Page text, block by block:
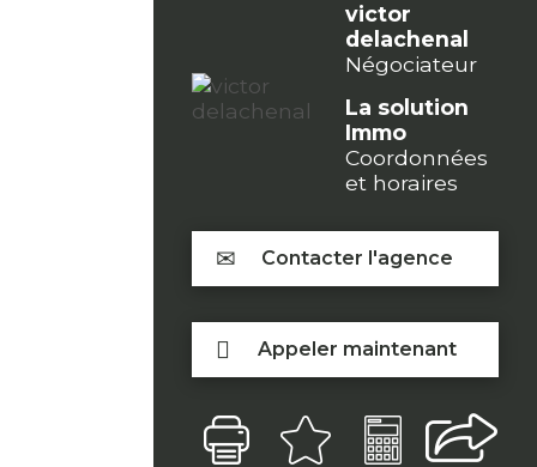
victor
delachenal
Négociateur
La solution
Immo
Coordonnées
et horaires
Contacter l'agence
Appeler maintenant